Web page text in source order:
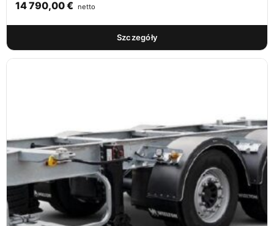
14 790,00€ netto
Szczegóły